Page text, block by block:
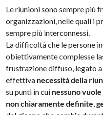
Le riunioni sono sempre più
organizzazioni, nelle quali i
sempre più interconnessi.
La difficoltà che le persone
obiettivamente complesse
frustrazione diffuso, legato
effettiva necessità della
su punti in cui nessuno
non chiaramente definite,